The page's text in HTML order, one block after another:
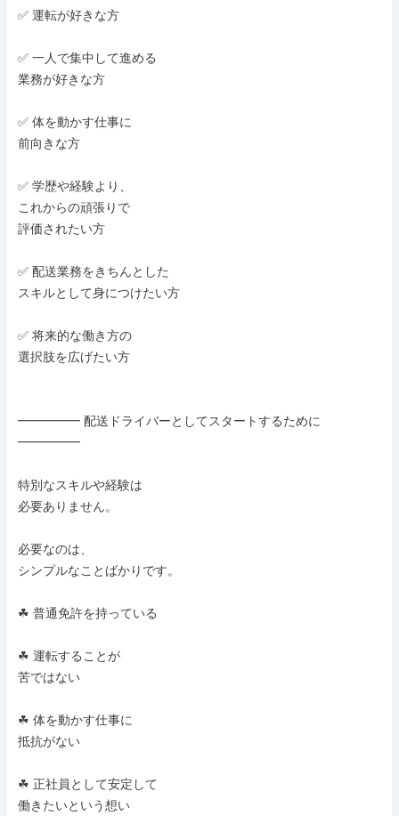
✅ 運転が好きな方
✅ 一人で集中して進める
業務が好きな方
✅ 体を動かす仕事に
前向きな方
✅ 学歴や経験より、
これからの頑張りで
評価されたい方
✅ 配送業務をきちんとした
スキルとして身につけたい方
✅ 将来的な働き方の
選択肢を広げたい方
━━━━━ 配送ドライバーとしてスタートするために
━━━━━
特別なスキルや経験は
必要ありません。
必要なのは、
シンプルなことばかりです。
☘ 普通免許を持っている
☘ 運転することが
苦ではない
☘ 体を動かす仕事に
抵抗がない
☘ 正社員として安定して
働きたいという想い